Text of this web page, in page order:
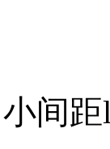
小间